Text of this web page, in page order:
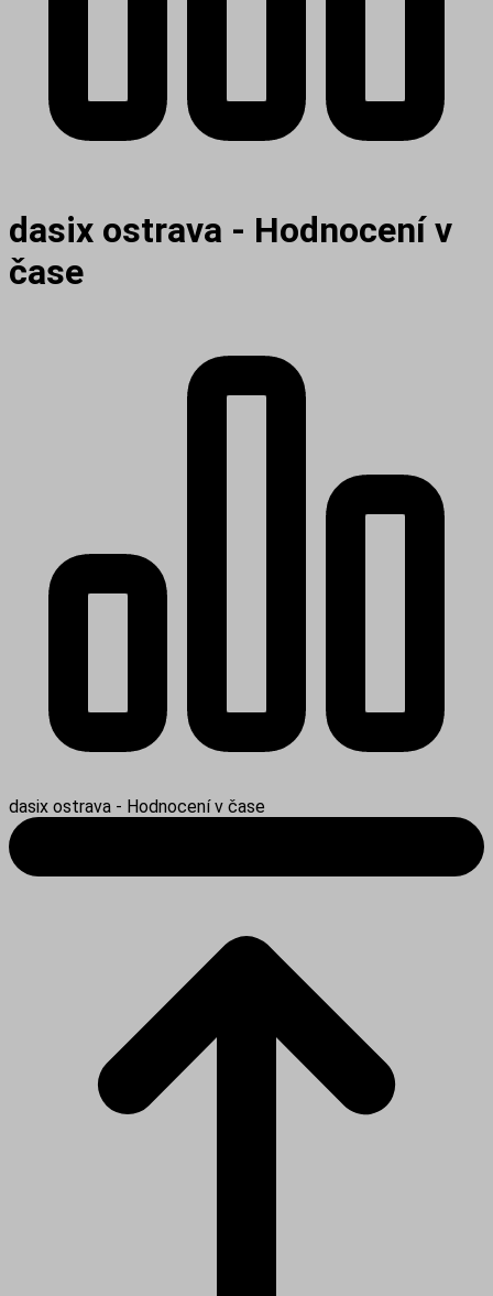
dasix ostrava - Hodnocení v
čase
dasix ostrava - Hodnocení v čase